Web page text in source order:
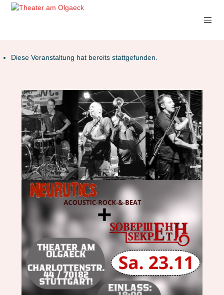
Diese Veranstaltung hat bereits stattgefunden.